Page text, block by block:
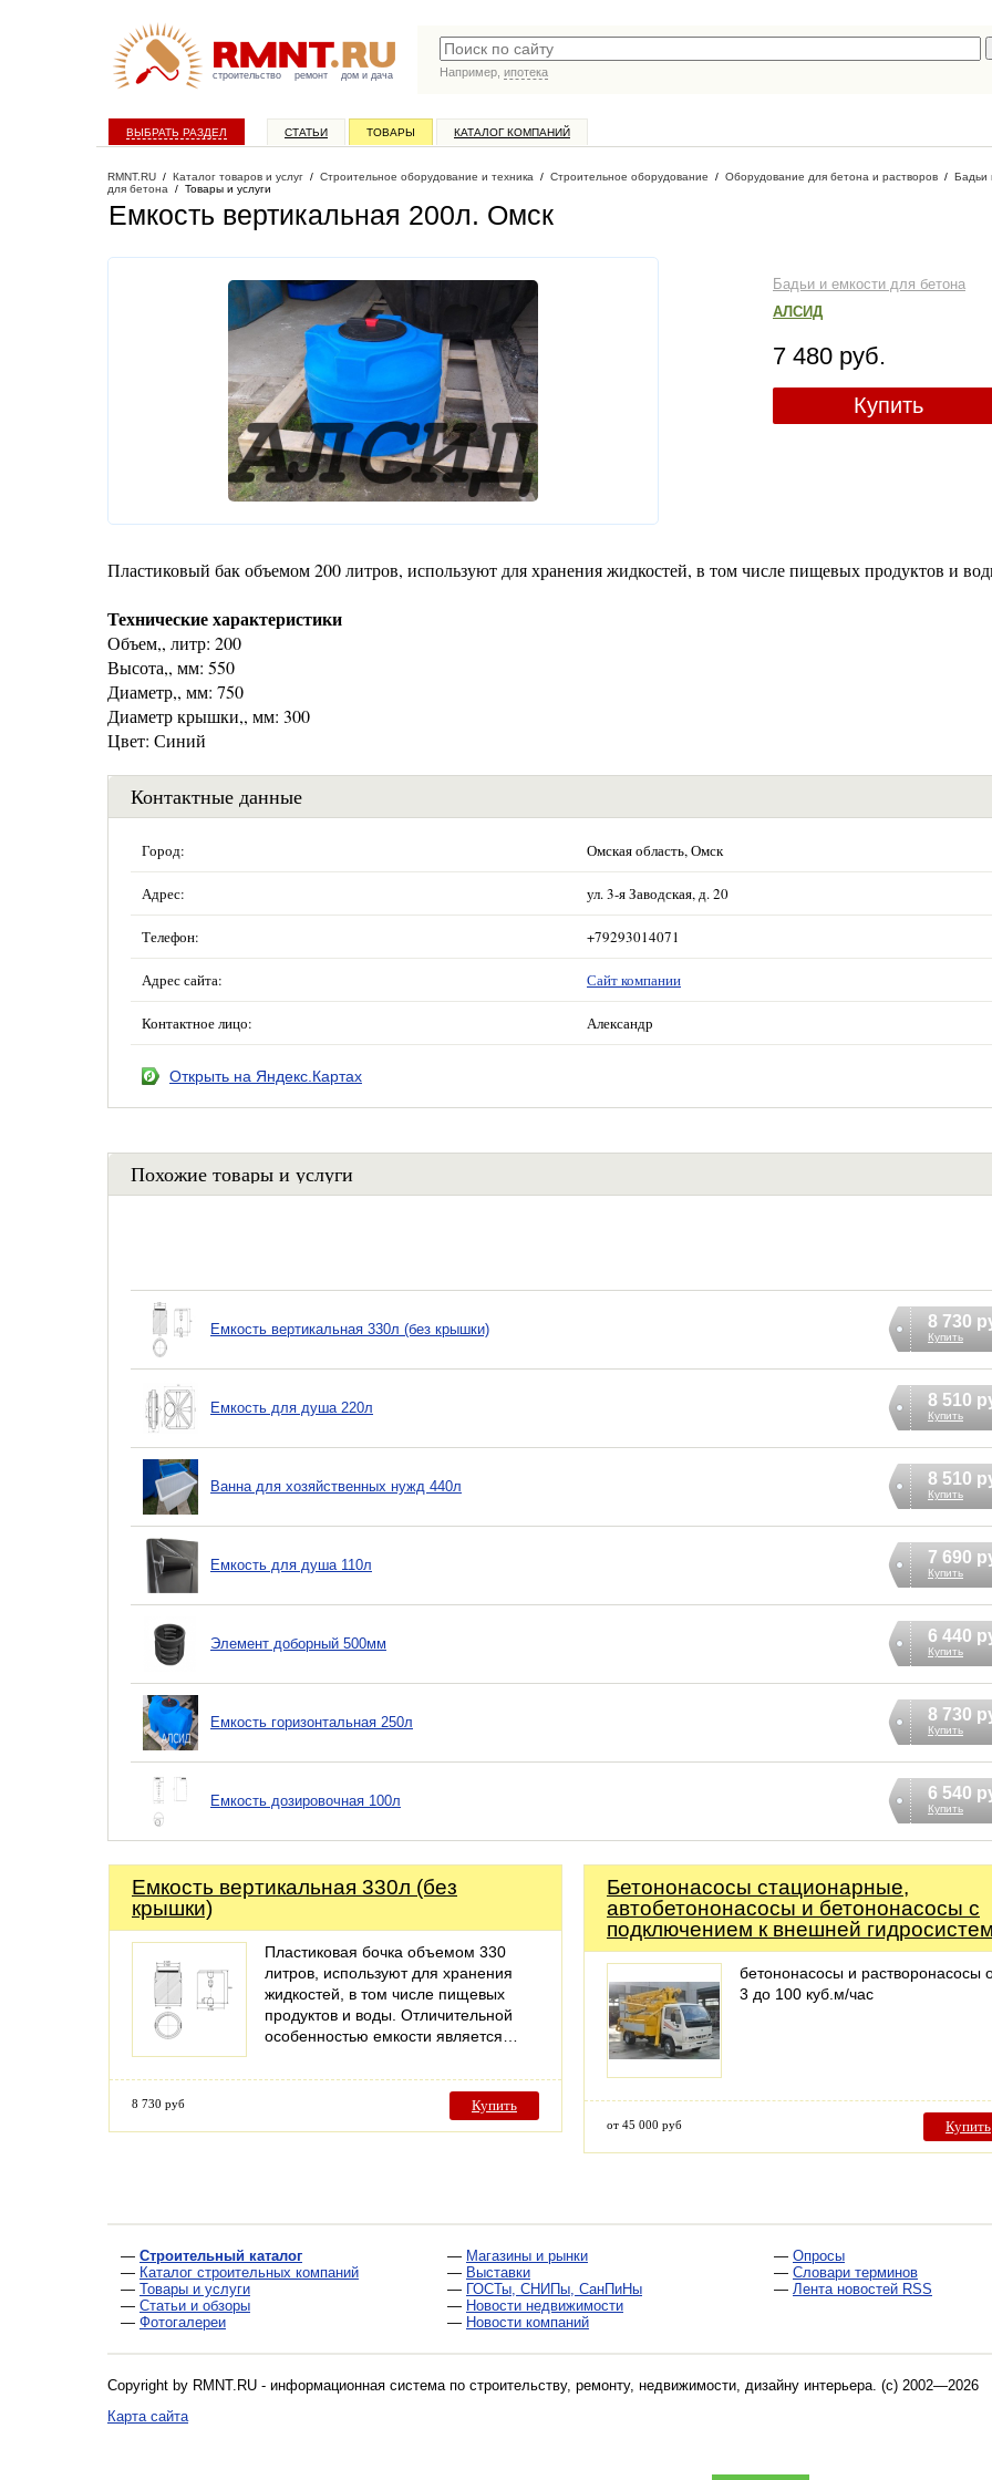
строительство ремонт дом и дача Например, ипотека
ВЫБРАТЬ РАЗДЕЛ СТАТЬИ ТОВАРЫ КАТАЛОГ КОМПАНИЙ
RMNT.RU / Каталог товаров и услуг / Строительное оборудование и техника / Строительное оборудование / Оборудование для бетона и растворов / Бадьи
для бетона / Товары и услуги
Емкость вертикальная 200л. Омск
Бадьи и емкости для бетона
АЛСИД
7 480 руб.
Купить
Пластиковый бак объемом 200 литров, используют для хранения жидкостей, в том числе пищевых продуктов и
Технические характеристики
Объем,, литр: 200
Высота,, мм: 550
Диаметр,, мм: 750
Диаметр крышки,, мм: 300
Цвет: Синий
Контактные данные
Город: Омская область, Омск
Адрес: ул. 3-я Заводская, д. 20
Телефон: +79293014071
Адрес сайта: Сайт компании
Контактное лицо: Александр
Открыть на Яндекс.Картах
Похожие товары и услуги
Емкость вертикальная 330л (без крышки) 8 730
Купить
Емкость для душа 220л 8 510
Купить
Ванна для хозяйственных нужд 440л 8 510
Купить
Емкость для душа 110л 7 690
Купить
Элемент доборный 500мм 6 440
Купить
Емкость горизонтальная 250л 8 730
Купить
Емкость дозировочная 100л 6 540
Купить
Емкость вертикальная 330л (без
крышки)
Пластиковая бочка объемом 330
литров, используют для хранения
жидкостей, в том числе пищевых
продуктов и воды. Отличительной
особенностью емкости является…
8 730 руб Купить
Бетононасосы стационарные,
автобетононасосы и бетононасосы с
подключением к внешней
бетононасосы и растворонасосы
3 до 100 куб.м/час
от 45 000 руб Купить
— Строительный каталог
— Каталог строительных компаний
— Товары и услуги
— Статьи и обзоры
— Фотогалереи
— Магазины и рынки
— Выставки
— ГОСТы, СНИПы, СанПиНы
— Новости недвижимости
— Новости компаний
— Опросы
— Словари терминов
— Лента новостей RSS
Copyright by RMNT.RU - информационная система по строительству, ремонту, недвижимости, дизайну интерьера. (c) 2002—2026
Карта сайта